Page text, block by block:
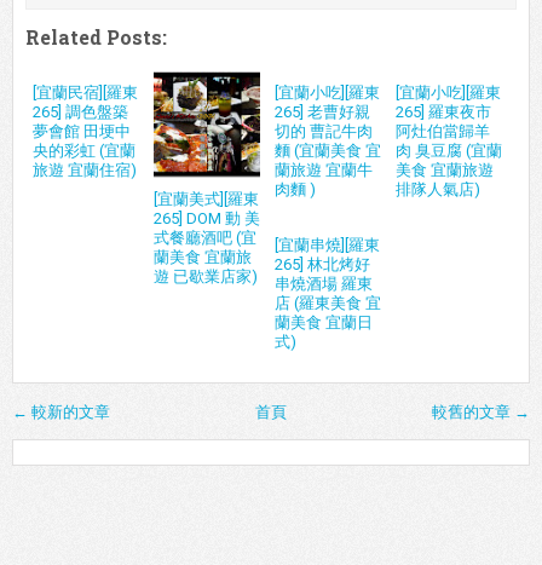
Related Posts:
[宜蘭民宿][羅東
265] 調色盤築
夢會館 田埂中
央的彩虹 (宜蘭
旅遊 宜蘭住宿)
[宜蘭美式][羅東
265] DOM 動 美
式餐廳酒吧 (宜
蘭美食 宜蘭旅
遊 已歇業店家)
[宜蘭小吃][羅東
265] 老曹好親
切的 曹記牛肉
麵 (宜蘭美食 宜
蘭旅遊 宜蘭牛
肉麵 )
[宜蘭小吃][羅東
265] 羅東夜市
阿灶伯當歸羊
肉 臭豆腐 (宜蘭
美食 宜蘭旅遊
排隊人氣店)
[宜蘭串燒][羅東
265] 林北烤好
串燒酒場 羅東
店 (羅東美食 宜
蘭美食 宜蘭日
式)
← 較新的文章 較舊的文章 →
首頁